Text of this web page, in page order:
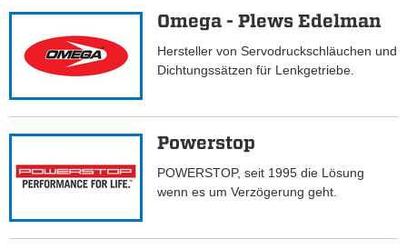
Omega - Plews Edelman
Hersteller von Servodruckschläuchen und
Dichtungssätzen für Lenkgetriebe.
Powerstop
POWERSTOP, seit 1995 die Lösung
wenn es um Verzögerung geht.